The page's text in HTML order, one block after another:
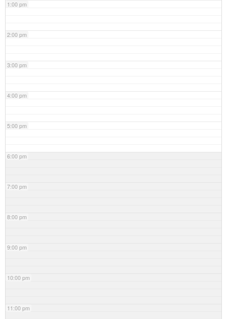
1:00 pm
2:00 pm
3:00 pm
4:00 pm
5:00 pm
6:00 pm
7:00 pm
8:00 pm
9:00 pm
10:00 pm
11:00 pm